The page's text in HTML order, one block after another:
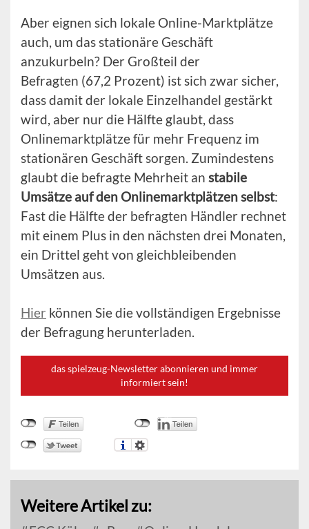
Aber eignen sich lokale Online-Marktplätze
auch, um das stationäre Geschäft
anzukurbeln? Der Großteil der
Befragten (67,2 Prozent) ist sich zwar sicher,
dass damit der lokale Einzelhandel gestärkt
wird, aber nur die Hälfte glaubt, dass
Onlinemarktplätze für mehr Frequenz im
stationären Geschäft sorgen. Zumindestens
glaubt die befragte Mehrheit an stabile
Umsätze auf den Onlinemarktplätzen selbst:
Fast die Hälfte der befragten Händler rechnet
mit einem Plus in den nächsten drei Monaten,
ein Drittel geht von gleichbleibenden
Umsätzen aus.
Hier können Sie die vollständigen Ergebnisse
der Befragung herunterladen.
das spielzeug-Newsletter abonnieren und immer
informiert sein!
Weitere Artikel zu: